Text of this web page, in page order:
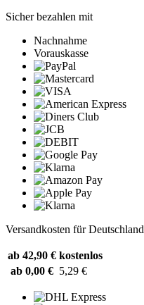
Sicher bezahlen mit
Nachnahme
Vorauskasse
Versandkosten für Deutschland
ab 42,90 € kostenlos
ab 0,00 € 5,29 €